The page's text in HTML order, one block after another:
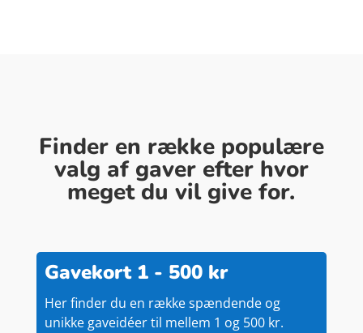
Finder en række populære
valg af gaver efter hvor
meget du vil give for.
Gavekort 1 - 500 kr
Her finder du en række spændende og
unikke gaveidéer til mellem 1 og 500 kr.